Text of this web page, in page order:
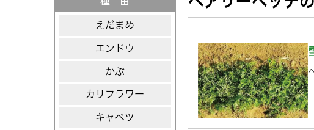
えだまめ
エンドウ
かぶ
カリフラワー
キャベツ